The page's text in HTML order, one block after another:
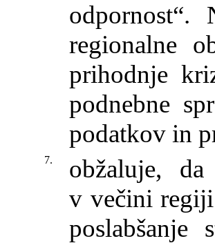
regionalne
prihodnje
podnebne
podatkov in
7.
obžaluje,
v večini
poslabšanje